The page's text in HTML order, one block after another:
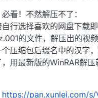
看！不然解压不了：
自行选择喜欢的网盘下载
的文件，解压出的视
压缩包后缀名中的汉字
用最新版的WinRAR解压
https://pan.xunlei.com/s/